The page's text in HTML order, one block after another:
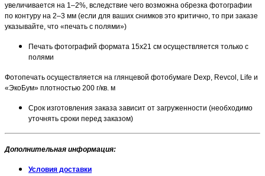
увеличивается на 1–2%, вследствие чего возможна обрезка фотографии
по контуру на 2–3 мм (если для ваших снимков это критично, то при заказе
указывайте, что «печать с полями»)
Печать фотографий формата 15х21 см осуществляется только с
полями
Фотопечать осуществляется на глянцевой фотобумаге Dexp, Revcol, Life и
«ЭкоБум» плотностью 200 г/кв. м
Срок изготовления заказа зависит от загруженности (необходимо
уточнять сроки перед заказом)
Дополнительная информация:
Условия доставки